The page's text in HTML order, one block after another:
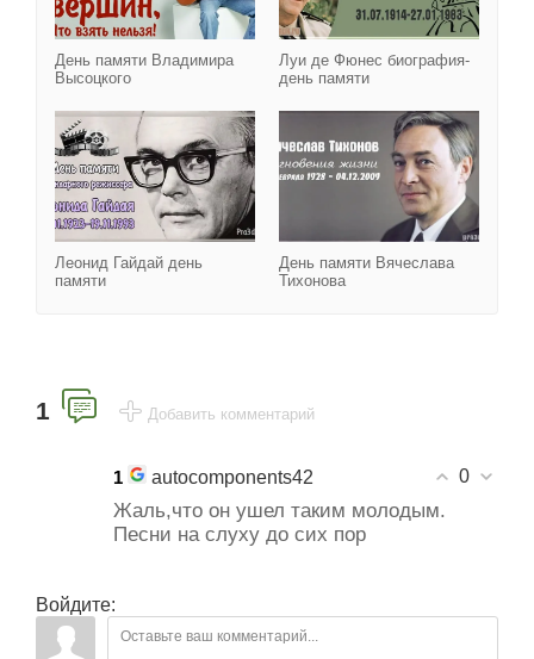
День памяти Владимира
Высоцкого
Луи де Фюнес биография-
день памяти
Леонид Гайдай день
памяти
Леонид Гайдай день
День памяти Вячеслава
Тихонова
1 Добавить комментарий
0
1 autocomponents42
Жаль,что он ушел таким молодым.
Песни на слуху до сих пор
Войдите: